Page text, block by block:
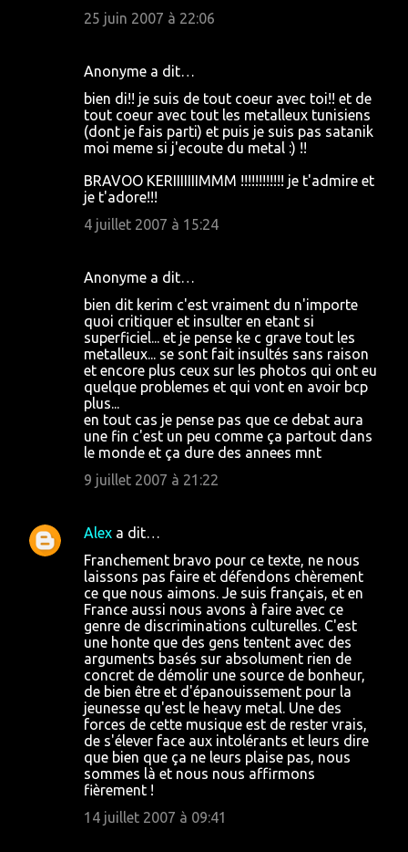
25 juin 2007 à 22:06
Anonyme a dit…
bien di!! je suis de tout coeur avec toi!! et de
tout coeur avec tout les metalleux tunisiens
(dont je fais parti) et puis je suis pas satanik
moi meme si j'ecoute du metal :) !!
BRAVOO KERIIIIIIIMMM !!!!!!!!!!!! je t'admire et
je t'adore!!!
4 juillet 2007 à 15:24
Anonyme a dit…
bien dit kerim c'est vraiment du n'importe
quoi critiquer et insulter en etant si
superficiel... et je pense ke c grave tout les
metalleux... se sont fait insultés sans raison
et encore plus ceux sur les photos qui ont eu
quelque problemes et qui vont en avoir bcp
plus...
en tout cas je pense pas que ce debat aura
une fin c'est un peu comme ça partout dans
le monde et ça dure des annees mnt
9 juillet 2007 à 21:22
Alex a dit…
Franchement bravo pour ce texte, ne nous
laissons pas faire et défendons chèrement
ce que nous aimons. Je suis français, et en
France aussi nous avons à faire avec ce
genre de discriminations culturelles. C'est
une honte que des gens tentent avec des
arguments basés sur absolument rien de
concret de démolir une source de bonheur,
de bien être et d'épanouissement pour la
jeunesse qu'est le heavy metal. Une des
forces de cette musique est de rester vrais,
de s'élever face aux intolérants et leurs dire
que bien que ça ne leurs plaise pas, nous
sommes là et nous nous affirmons
fièrement !
14 juillet 2007 à 09:41